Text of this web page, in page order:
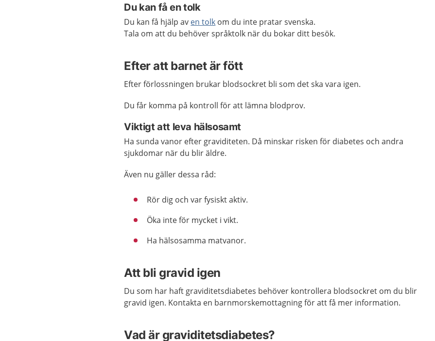
Du kan få en tolk
Du kan få hjälp av en tolk om du inte pratar svenska.
Tala om att du behöver språktolk när du bokar ditt besök.
Efter att barnet är fött
Efter förlossningen brukar blodsockret bli som detska vara igen.
Du får komma på kontroll för att lämna blodprov.
Viktigt att leva hälsosamt
Ha sunda vanor efter graviditeten. Då minskar risken för diabetes och andra
sjukdomar när du blir äldre.
Även nu gäller dessa råd:
Rör dig och var fysiskt aktiv.
Öka inte för mycket i vikt.
Ha hälsosamma matvanor.
Att bli gravid igen
Du som har haft graviditetsdiabetes behöver kontrollera blodsockret om du blir
gravid igen. Kontakta en barnmorskemottagning för att få mer information.
Vad är graviditetsdiabetes?